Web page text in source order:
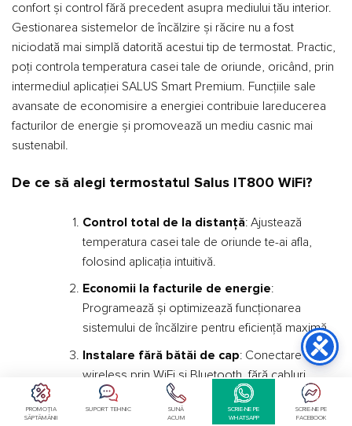
confort și control fără precedent asupra mediului tău interior.
Gestionarea sistemelor de încălzire și răcire nu a fost
niciodată mai simplă datorită acestui tip de termostat. Practic,
poți controla temperatura casei tale de oriunde, oricând, prin
intermediul aplicației SALUS Smart Premium. Funcțiile sale
avansate de economisire a energiei contribuie lareducerea
facturilor de energie și promovează un mediu casnic mai
sustenabil.
De ce să alegi termostatul Salus IT800 WiFi?
Control total de la distanță: Ajustează
temperatura casei tale de oriunde te-ai afla,
folosind aplicația intuitivă.
Economii la facturile de energie:
Programează și optimizează funcționarea
sistemului de încălzire pentru eficiență maximă.
Instalare fără bătăi de cap: Conectare
wireless prin WiFi și Bluetooth, fără cabluri
complicate.
Confort personalizat : Creează programe
PROMOȚIA
SĂPTĂMÂNII
SUPORT TEHNIC
SUNĂ
ACUM
SCRIE-NE PE
WHATSAPP
SCRIE-NE PE
FACEBOOK